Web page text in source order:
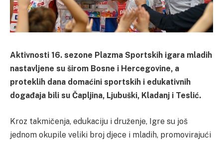
Aktivnosti 16. sezone Plazma Sportskih igara mladih
nastavljene su širom Bosne i Hercegovine, a
proteklih dana domaćini sportskih i edukativnih
događaja bili su Čapljina, Ljubuški, Kladanj i Teslić.
Kroz takmičenja, edukaciju i druženje, Igre su još
jednom okupile veliki broj djece i mladih, promovirajući